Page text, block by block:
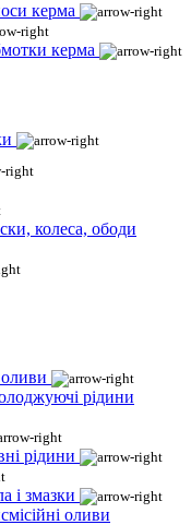
керма
керма
колеса, ободи
рідини
рідини
і змазки
оливи